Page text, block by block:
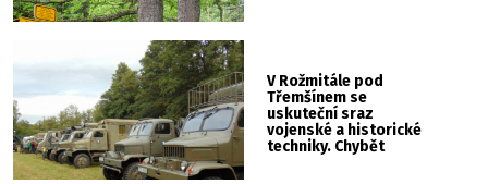
V Rožmitále pod
Třemšínem se
uskuteční sraz
vojenské a historické
techniky. Chybět